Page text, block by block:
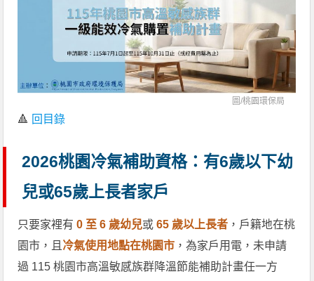
圖/桃園環保局
🔺 回目錄
2026桃園冷氣補助資格：有6歲以下幼
兒或65歲上長者家戶
只要家裡有 0 至 6 歲幼兒或65 歲以上長者 ，戶籍地在桃
園市，且 冷氣使用地點在桃園市 ，為家戶用電，未申請
過 115 桃園市高溫敏感族群降溫節能補助計畫任一方